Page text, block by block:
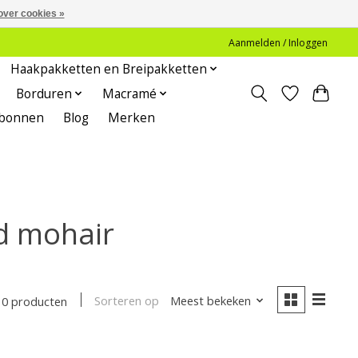
Aanmelden / Inloggen
Haakpakketten en Breipakketten
Borduren
Macramé
Blog Merken
mohair
0 producten Sorteren op Meest bekeken
cookies »